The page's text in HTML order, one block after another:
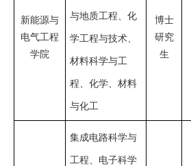
新能源与
电气工程
学院
与地质工程、化
学工程与技术、
材料科学与工
程、化学、材料
与化工
博士
研究
生
集成电路科学与
工程、电子科学